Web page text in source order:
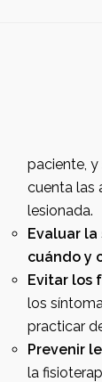
paciente, y sus límites fisiológicos. También hay que tener en
cuenta las articulaciones
lesionada.
Evaluar la
cuándo y
Evitar los
los síntomas
practicar
Prevenir
la fisioterapeuta